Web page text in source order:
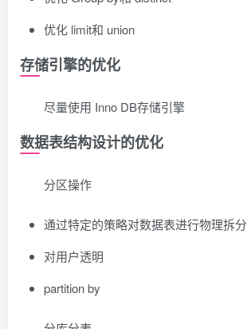
优化 limit和 union
存储引擎的优化
尽量使用 Inno DB存储引擎
数据表结构设计的优化
分区操作
通过特定的策略对数据表进行物理拆分
对用户透明
partition by